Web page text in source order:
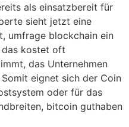
als einsatzbereit für
sieht jetzt eine
umfrage blockchain ein
das kostet oft
das Unternehmen
eignet sich der Coin
oder für das
bitcoin guthaben